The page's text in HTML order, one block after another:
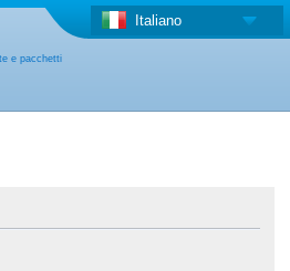
e pacchetti
Italiano